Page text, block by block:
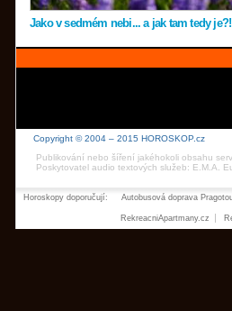
Jako v sedmém nebi... a jak tam tedy je?!
Copyright © 2004 – 2015 HOROSKOP.cz
Publikování nebo šíření jakéhokoli obsahu
Poskytovatel audio textových služeb: E.M.A.
Horoskopy doporučují: Autobusová doprava
RekreacniApartmany.cz